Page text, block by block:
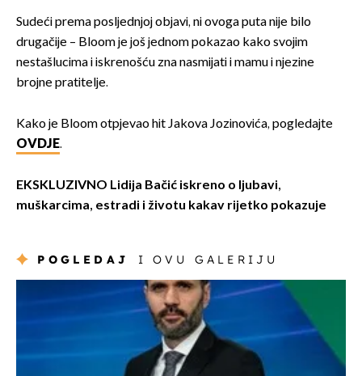
Sudeći prema posljednjoj objavi, ni ovoga puta nije bilo
drugačije – Bloom je još jednom pokazao kako svojim
nestašlucima i iskrenošću zna nasmijati i mamu i njezine
brojne pratitelje.
Kako je Bloom otpjevao hit Jakova Jozinovića, pogledajte
OVDJE.
EKSKLUZIVNO Lidija Bačić iskreno o ljubavi,
muškarcima, estradi i životu kakav rijetko pokazuje
POGLEDAJ I OVU GALERIJU